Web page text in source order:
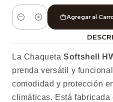
Cantidad
Agregar al
La ChaquetaSoftshell
prenda versátil y
comodidad y protección
climáticas. Está